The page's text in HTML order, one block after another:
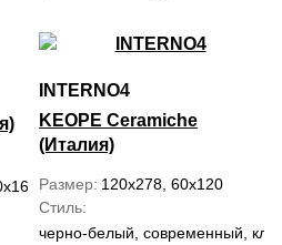
INTERNO4
KEOPE Ceramiche
(Италия)
Размер 120x278, 60x120
Стиль
черно-белый, современный,